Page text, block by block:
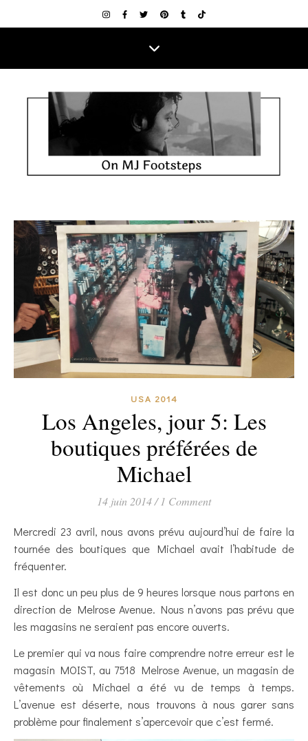
USA 2014
Los Angeles, jour 5: Les
boutiques préférées de
Michael
14 juin 2014/ 1 Comment
Mercredi 23 avril, nous avons prévu aujourd’hui de faire la
tournée des boutiques que Michael avait l’habitude de
fréquenter.
Il est donc un peu plus de 9 heures lorsque nous partons en
direction de Melrose Avenue. Nous n’avons pas prévu que
les magasins ne seraient pas encore ouverts.
Le premier qui va nous faire comprendre notre erreur est le
magasin MOIST, au 7518 Melrose Avenue, un magasin de
vêtements où Michael a été vu de temps à temps.
L’avenue est déserte, nous trouvons à nous garer sans
problème pour finalement s’apercevoir que c’est fermé.